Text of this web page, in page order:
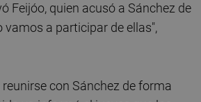
Feijóo, quien acusó a Sánchez de
a participar de ellas",
con Sánchez de forma